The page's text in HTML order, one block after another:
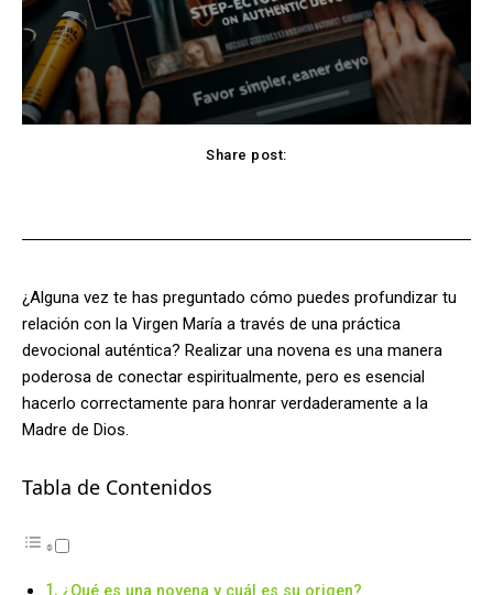
Share post:
¿Alguna vez te has preguntado cómo puedes profundizar tu
relación con la Virgen María a través de una práctica
devocional auténtica? Realizar una novena es una manera
poderosa de conectar espiritualmente, pero es esencial
hacerlo correctamente para honrar verdaderamente a la
Madre de Dios.
Tabla de Contenidos
¿Qué es una novena y cuál es su origen?